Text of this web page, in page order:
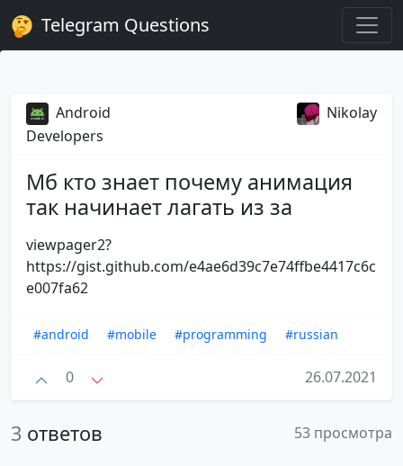
Telegram Questions
Android
Developers
Nikolay
Мб кто знает почему анимация
так начинает лагать из за
viewpager2?
https://gist.github.com/e4ae6d39c7e74ffbe4417c6c
e007fa62
#android #mobile #programming #russian
0 26.07.2021
3 ответов 53 просмотра